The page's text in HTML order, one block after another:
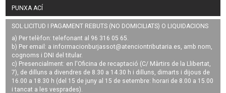
PUNXA ACÍ
SOL·LICITUD I PAGAMENT REBUTS (NO DOMICILIATS) O LIQUIDACIONS
a) Per telèfon: telefonant al 96 316 05 65.
b) Per email: a informacionburjassot@atenciontributaria.es, amb nom,
cognoms i DNI del titular.
c) Presencialment: en l'Oficina de recaptació (C/ Màrtirs de la Llibertat,
7), de dilluns a divendres de 8.30 a 14.30 h i dilluns, dimarts i dijous de
16.00 a 18.30 h (del 15 de juny al 15 de setembre: horari de 8.00 a 15.00
i tancat a les vesprades).